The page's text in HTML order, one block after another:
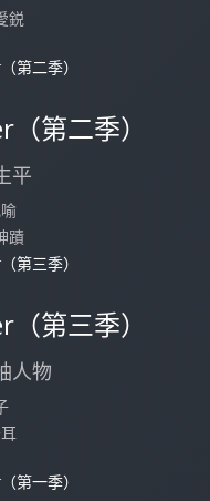
鋭
第二季）
平
蹟
第三季）
人物